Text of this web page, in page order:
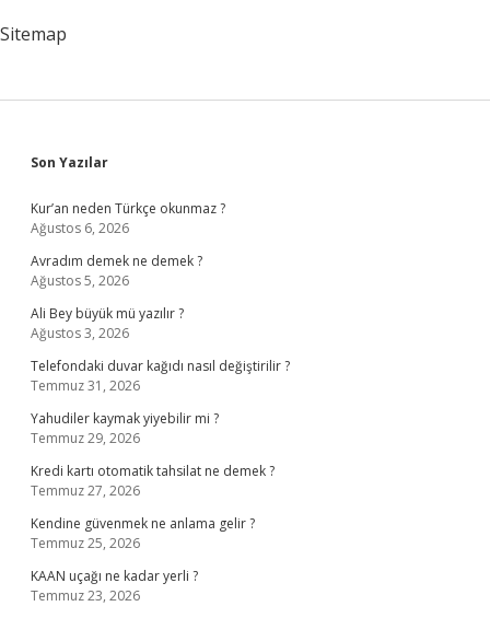
Sitemap
Sidebar
Son Yazılar
Kur’an neden Türkçe okunmaz ?
Ağustos 6, 2026
Avradım demek ne demek ?
Ağustos 5, 2026
Ali Bey büyük mü yazılır ?
Ağustos 3, 2026
Telefondaki duvar kağıdı nasıl değiştirilir ?
Temmuz 31, 2026
Yahudiler kaymak yiyebilir mi ?
Temmuz 29, 2026
Kredi kartı otomatik tahsilat ne demek ?
Temmuz 27, 2026
Kendine güvenmek ne anlama gelir ?
Temmuz 25, 2026
KAAN uçağı ne kadar yerli ?
Temmuz 23, 2026